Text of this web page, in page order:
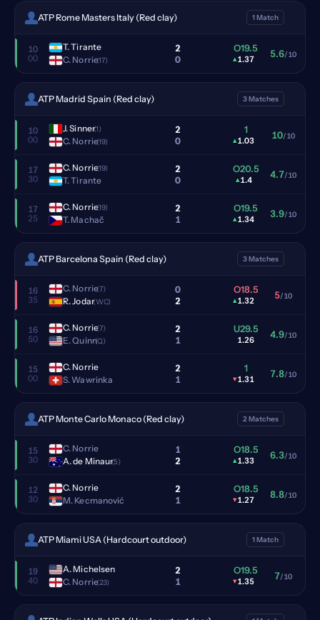
ATP Rome Masters Italy (Red clay) 1 Match
10
00
T. Tirante
C. Norrie(17)
2
0
O19.5
▴1.37 5.6/10
ATP Madrid Spain (Red clay) 3 Matches
10
00
J. Sinner(1)
C. Norrie(19)
2
0
1
▴1.03 10/10
17
30
C. Norrie(19)
T. Tirante
2
0
O20.5
▴1.4 4.7/10
17
25
C. Norrie(19)
T. Machač
2
1
O19.5
▴1.34 3.9/10
ATP Barcelona Spain (Red clay) 3 Matches
16
35
C. Norrie(7)
R. Jodar(WC)
0
2
O18.5
▴1.32 5/10
16
50
C. Norrie(7)
E. Quinn(Q)
2
1
U29.5
1.26 4.9/10
15
00
C. Norrie
S. Wawrinka
2
1
1
▾1.31 7.8/10
ATP Monte Carlo Monaco (Red clay) 2 Matches
15
30
C. Norrie
A. de Minaur(5)
1
2
O18.5
▴1.33 6.3/10
12
30
C. Norrie
M. Kecmanović
2
1
O18.5
▾1.27 8.8/10
ATP Miami USA (Hardcourt outdoor) 1 Match
19
40
A. Michelsen
C. Norrie(23)
2
1
O19.5
▾1.35 7/10